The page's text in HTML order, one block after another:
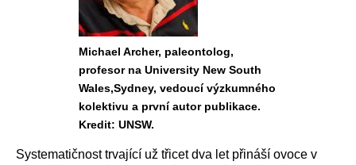
Michael Archer, paleontolog,
profesor na University New South
Wales,Sydney, vedoucí výzkumného
kolektivu a první autor publikace.
Kredit: UNSW.
Systematičnost trvající už třicet dva let přináší ovoce v